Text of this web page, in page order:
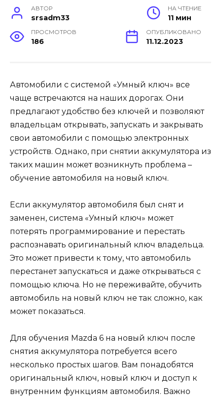
АВТОР
srsadm33
НА ЧТЕНИЕ
11 мин
ПРОСМОТРОВ
186
ОПУБЛИКОВАНО
11.12.2023
Автомобили с системой «Умный ключ» все
чаще встречаются на наших дорогах. Они
предлагают удобство без ключей и позволяют
владельцам открывать, запускать и закрывать
свои автомобили с помощью электронных
устройств. Однако, при снятии аккумулятора из
таких машин может возникнуть проблема –
обучение автомобиля на новый ключ.
Если аккумулятор автомобиля был снят и
заменен, система «Умный ключ» может
потерять программирование и перестать
распознавать оригинальный ключ владельца.
Это может привести к тому, что автомобиль
перестанет запускаться и даже открываться с
помощью ключа. Но не переживайте, обучить
автомобиль на новый ключ не так сложно, как
может показаться.
Для обучения Mazda 6 на новый ключ после
снятия аккумулятора потребуется всего
несколько простых шагов. Вам понадобятся
оригинальный ключ, новый ключ и доступ к
внутренним функциям автомобиля. Важно